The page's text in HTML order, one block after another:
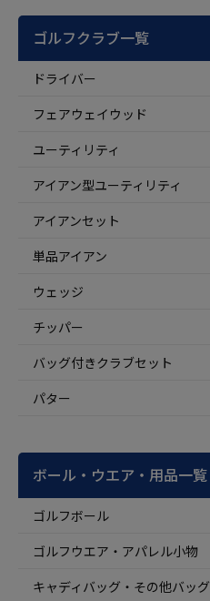
ゴルフクラブ一覧
ドライバー
フェアウェイウッド
ユーティリティ
アイアン型ユーティリティ
アイアンセット
単品アイアン
ウェッジ
チッパー
バッグ付きクラブセット
パター
ボール・ウエア・用品一覧
ゴルフボール
ゴルフウエア・アパレル小物
キャディバッグ・その他バッグ